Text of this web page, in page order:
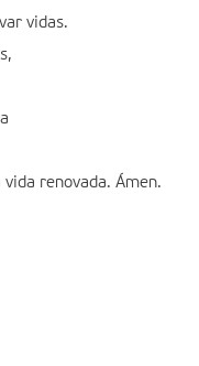
vidas.
renovada. Ámen.